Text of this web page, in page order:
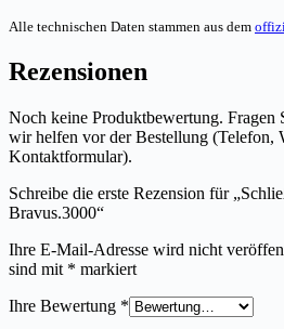
Alle technischen Daten stammen aus dem
Rezensionen
Noch keine Produktbewertung. Fragen
wir helfen vor der Bestellung (Telefon,
Kontaktformular).
Schreibe die erste Rezension für
Bravus.3000“
Ihre E-Mail-Adresse wird nicht
sind mit * markiert
Ihre Bewertung *